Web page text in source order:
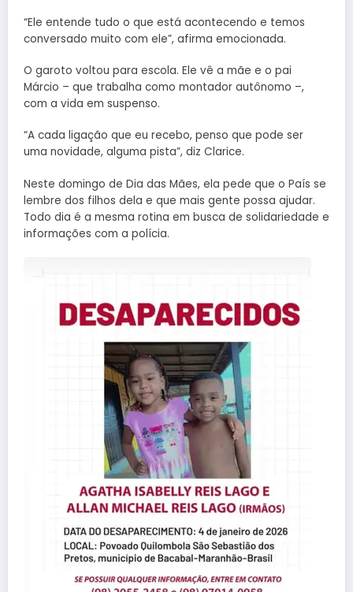
“Ele entende tudo o que está acontecendo e temos
conversado muito com ele”, afirma emocionada.
O garoto voltou para escola. Ele vê a mãe e o pai
Márcio – que trabalha como montador autônomo –,
com a vida em suspenso.
“A cada ligação que eu recebo, penso que pode ser
uma novidade, alguma pista”, diz Clarice.
Neste domingo de Dia das Mães, ela pede que o País se
lembre dos filhos dela e que mais gente possa ajudar.
Todo dia é a mesma rotina em busca de solidariedade e
informações com a polícia.